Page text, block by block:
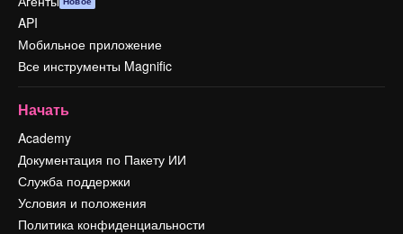
API
Мобильное приложение
Все инструменты Magnific
Начать
Academy
Документация по Пакету ИИ
Служба поддержки
Условия и положения
Политика конфиденциальности